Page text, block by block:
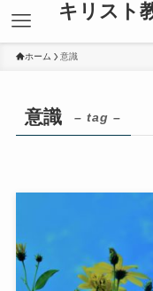
キリスト
ホーム 意識
意識 – tag –